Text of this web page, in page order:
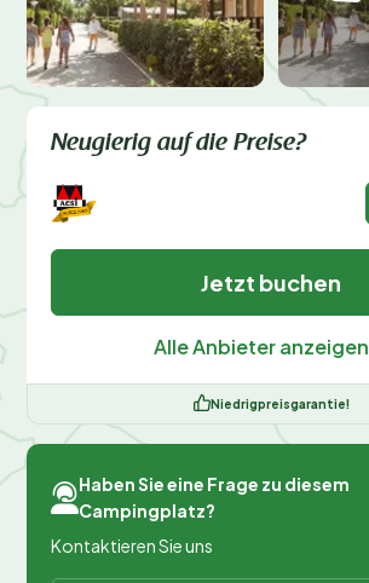
Neugierig auf die Preise?
Jetzt buchen
Alle Anbieter anzeigen
Niedrigpreisgarantie!
Haben Sie eine Frage zu diesem
Campingplatz?
Kontaktieren Sie uns